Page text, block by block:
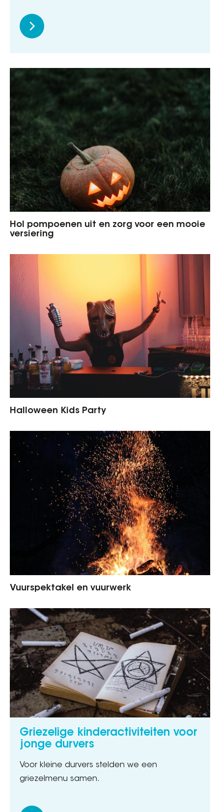
Hol pompoenen uit en zorg voor een mooie
versiering
Halloween Kids Party
Vuurspektakel en vuurwerk
Griezelige kinderactiviteiten voor
jonge durvers
Voor kleine durvers stelden we een
griezelmenu samen.